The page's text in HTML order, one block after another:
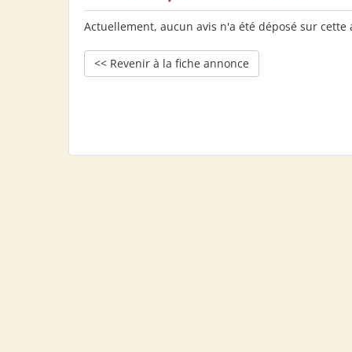
Actuellement, aucun avis n'a été déposé sur cette
<< Revenir à la fiche annonce